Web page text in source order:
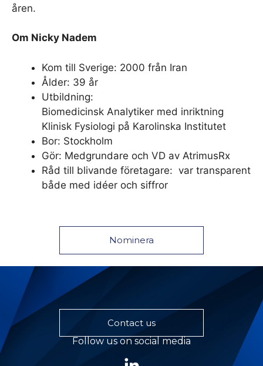
åren.
Om Nicky Nadem
Kom till Sverige: 2000 från Iran
Ålder: 39 år
Utbildning:
Biomedicinsk Analytiker med inriktning
Klinisk Fysiologi på Karolinska Institutet
Bor: Stockholm
Gör: Medgrundare och VD av AtrimusRx
Råd till blivande företagare: var transparent
både med idéer och siffror
Nominera
Contact us
Follow us on social media